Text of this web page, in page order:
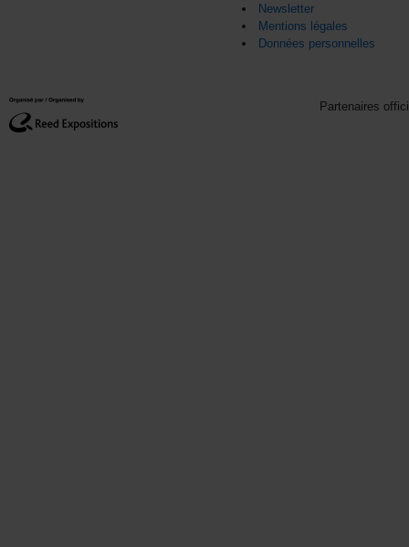
Newsletter
Mentions légales
Données personnelles
Partenaires